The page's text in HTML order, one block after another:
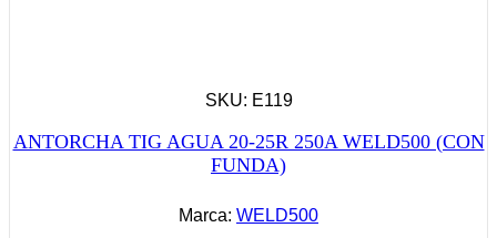
SKU: E119
ANTORCHA TIG AGUA 20-25R 250A WELD500 (CON
FUNDA)
Marca: WELD500